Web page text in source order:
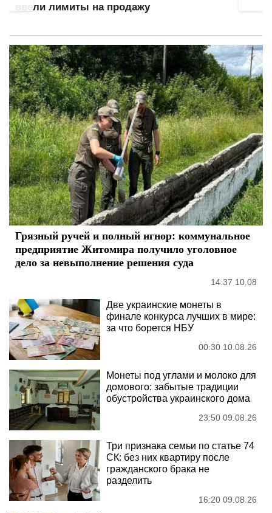
разрушенная ТЭЦ до сих пор не
Грязный ручей и полный игнор: коммунальное
предприятие Житомира получило уголовное
дело за невыполнение решения суда
14:37 10.08
Две украинские монеты в
финале конкурса лучших в мире:
за что борется НБУ
00:30 10.08.26
Монеты под углами и молоко для
домового: забытые традиции
обустройства украинского дома
23:50 09.08.26
Три признака семьи по статье 74
СК: без них квартиру после
гражданского брака не
разделить
16:20 09.08.26